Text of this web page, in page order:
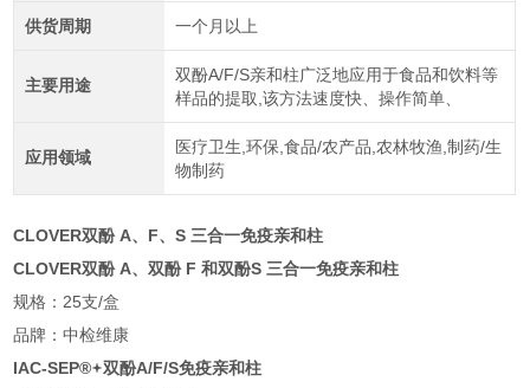
供货周期 一个月以上
主要用途
双酚A/F/S亲和柱广泛地应用于食品和饮料等
样品的提取,该方法速度快、操作简单、
应用领域
医疗卫生,环保,食品/农产品,农林牧渔,制药/生
物制药
CLOVER双酚 A、F、S 三合一免疫亲和柱
CLOVER双酚 A、双酚 F 和双酚S 三合一免疫亲和柱
规格：25支/盒
品牌：中检维康
IAC-SEP®
双酚A/F/S免疫亲和柱